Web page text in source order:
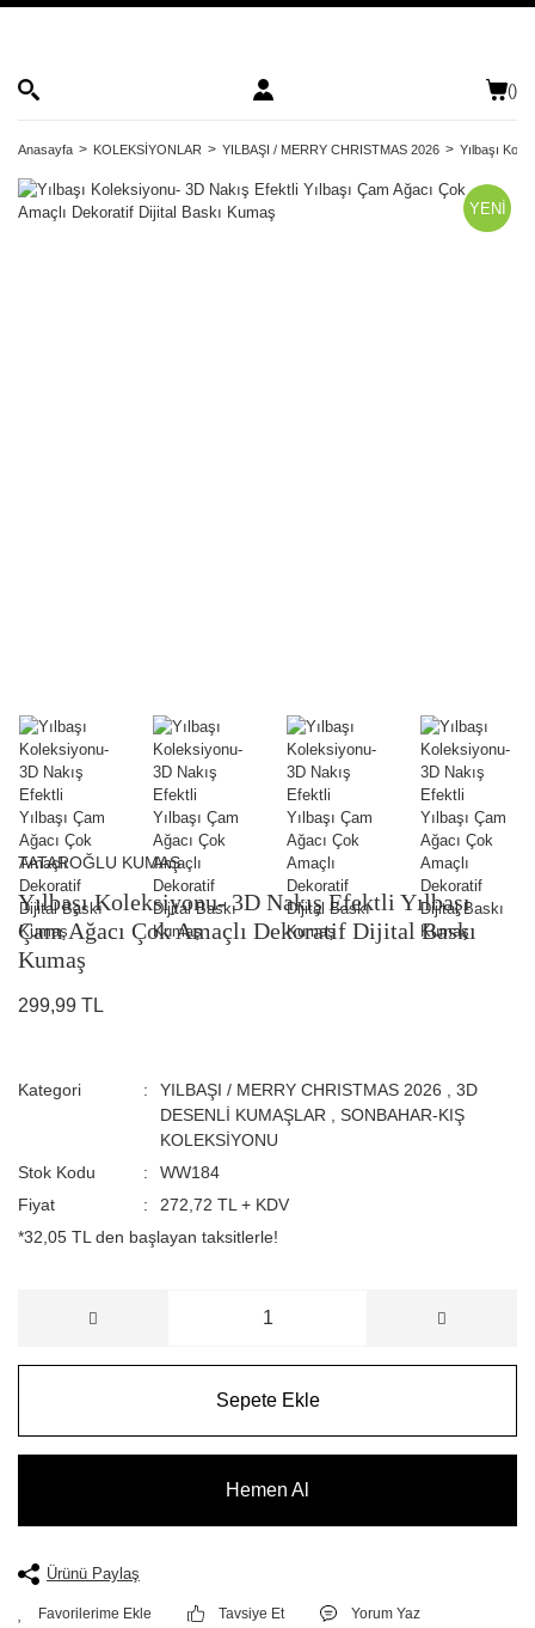
()
Anasayfa KOLEKSİYONLAR YILBAŞI / MERRY CHRISTMAS 2026 Yılbaşı
YENİ
TATAROĞLU KUMAŞ
Yılbaşı Koleksiyonu- 3D Nakış Efektli Yılbaşı
Çam Ağacı Çok Amaçlı Dekoratif Dijital Baskı
Kumaş
299,99 TL
Kategori YILBAŞI / MERRY CHRISTMAS 2026
3D
DESENLİ KUMAŞLAR
SONBAHAR-KIŞ
KOLEKSİYONU
Stok Kodu
WW184
Fiyat
272,72 TL + KDV
*32,05 TL den başlayan taksitlerle!
Sepete Ekle
Hemen Al
Ürünü Paylaş
Tavsiye Et Yorum Yaz